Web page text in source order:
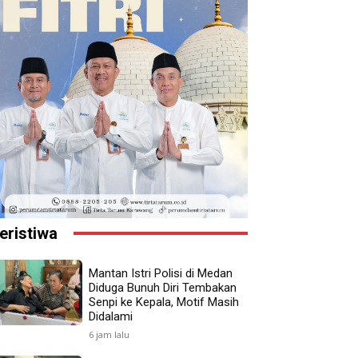
Mantan Istri Polisi di Medan
Diduga Bunuh Diri Tembakan
Senpi ke Kepala, Motif Masih
Didalami
6 jam lalu